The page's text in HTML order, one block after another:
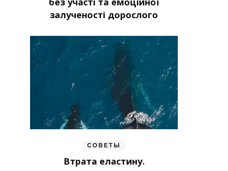
залученості дорослого
СОВЕТЫ
Втрата еластину.